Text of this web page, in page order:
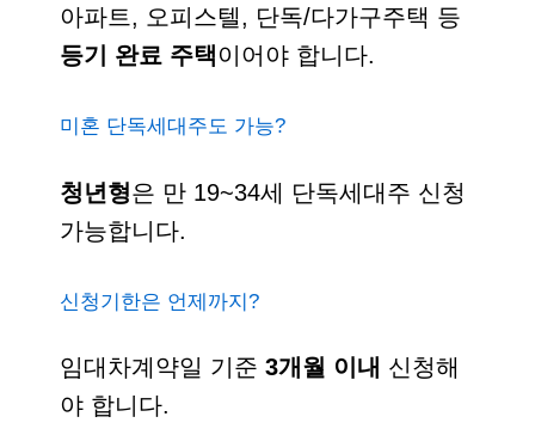
아파트, 오피스텔, 단독/다가구주택 등
등기 완료 주택이어야 합니다.
미혼 단독세대주도 가능?
청년형은 만 19~34세 단독세대주 신청
가능합니다.
신청기한은 언제까지?
임대차계약일 기준 3개월 이내 신청해
야 합니다.